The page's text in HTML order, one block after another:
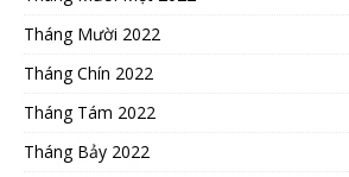
Tháng Mười 2022
Tháng Chín 2022
Tháng Tám 2022
Tháng Bảy 2022